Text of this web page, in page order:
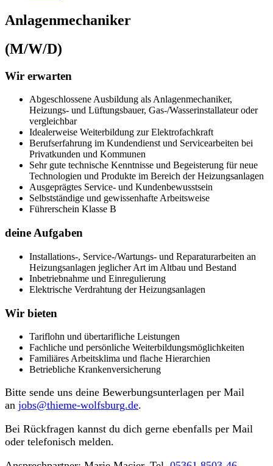
Anlagen­mechaniker
(M/W/D)
Wir erwarten
Abgeschlossene Ausbildung als Anlagenmechaniker,
Heizungs- und Lüftungsbauer, Gas-/Wasserinstallateur oder
vergleichbar
Idealerweise Weiterbildung zur Elektrofachkraft
Berufserfahrung im Kundendienst und Servicearbeiten bei
Privatkunden und Kommunen
Sehr gute technische Kenntnisse und Begeisterung für neue
Technologien und Produkte im Bereich der Heizungsanlagen
Ausgeprägtes Service- und Kundenbewusstsein
Selbstständige und gewissenhafte Arbeitsweise
Führerschein Klasse B
deine Aufgaben
Installations-, Service-/Wartungs- und Reparaturarbeiten an
Heizungsanlagen jeglicher Art im Altbau und Bestand
Inbetriebnahme und Einregulierung
Elektrische Verdrahtung der Heizungsanlagen
Wir bieten
Tariflohn und übertarifliche Leistungen
Fachliche und persönliche Weiterbildungsmöglichkeiten
Familiäres Arbeitsklima und flache Hierarchien
Betriebliche Krankenversicherung
Bitte sende uns deine Bewerbungsunterlagen per Mail
an jobs@thieme-wolfsburg.de.
Bei Rückfragen kannst du dich gerne ebenfalls per Mail
oder telefonisch melden.